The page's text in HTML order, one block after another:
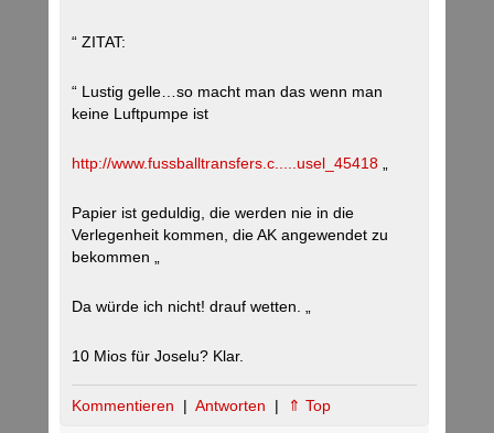
“ ZITAT:
“ Lustig gelle…so macht man das wenn man
keine Luftpumpe ist
http://www.fussballtransfers.c.....usel_45418
Papier ist geduldig, die werden nie in die
Verlegenheit kommen, die AK angewendet zu
bekommen „
Da würde ich nicht! drauf wetten. „
10 Mios für Joselu? Klar.
Kommentieren | Antworten | ⇑ Top